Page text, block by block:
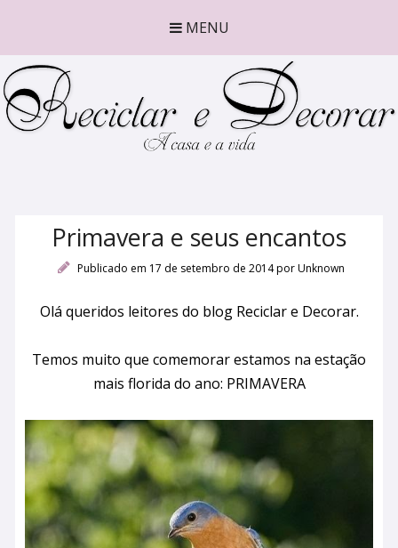
MENU
Primavera e seus encantos
Publicado em 17 de setembro de 2014porUnknown
Olá queridos leitores do blog Reciclar e Decorar.
Temos muito que comemorar estamos na estação
mais florida do ano: PRIMAVERA